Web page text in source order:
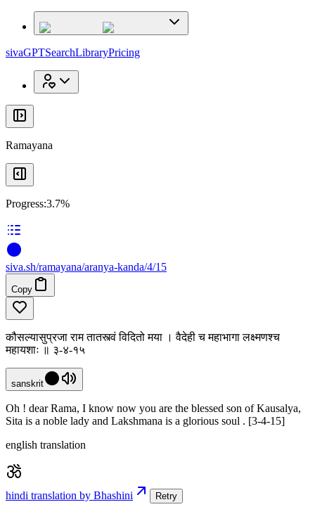
sivaGPTSearchLibraryPricing
Ramayana
Progress:3.7%
siva.sh/ramayana/aranya-kanda/4/15
Copy
कौसल्यासुप्रजा राम तातस्त्वं विदितो मया । वैदेही च महाभागा लक्ष्मणश्च
महायशाः ॥ ३-४-१५
sanskrit
Oh ! dear Rama, I know now you are the blessed son of Kausalya,
Sita is a noble lady and Lakshmana is a glorious soul . [3-4-15]
english translation
hindi translation by Bhashini Retry